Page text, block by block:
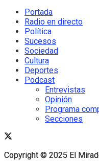
Copyright © 2025 El
Portada
Radio en directo
Política
Sucesos
Sociedad
Cultura
Deportes
Podcast
Entrevistas
Opinión
Programa
Secciones
Copyright © 2025 El